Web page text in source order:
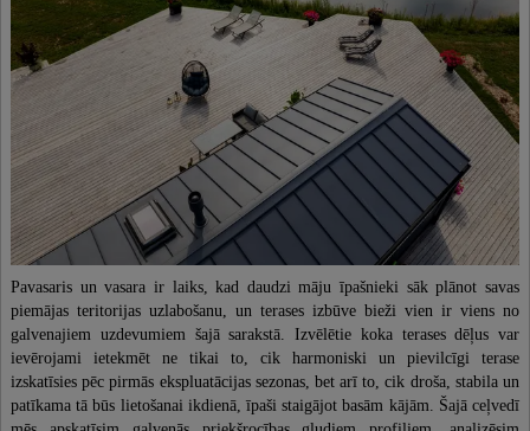
Pavasaris un vasara ir laiks, kad daudzi māju īpašnieki sāk plānot savas
piemājas teritorijas uzlabošanu, un terases izbūve bieži vien ir viens no
galvenajiem uzdevumiem šajā sarakstā. Izvēlētie koka terases dēļus var
ievērojami ietekmēt ne tikai to, cik harmoniski un pievilcīgi terase
izskatīsies pēc pirmās ekspluatācijas sezonas, bet arī to, cik droša, stabila un
patīkama tā būs lietošanai ikdienā, īpaši staigājot basām kājām. Šajā ceļvedī